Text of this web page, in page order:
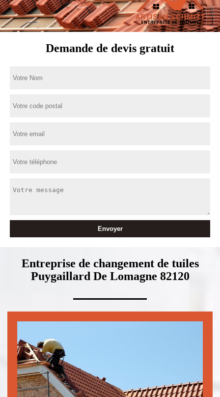
Demande de devis gratuit
Entreprise de changement de tuiles
Puygaillard De Lomagne 82120